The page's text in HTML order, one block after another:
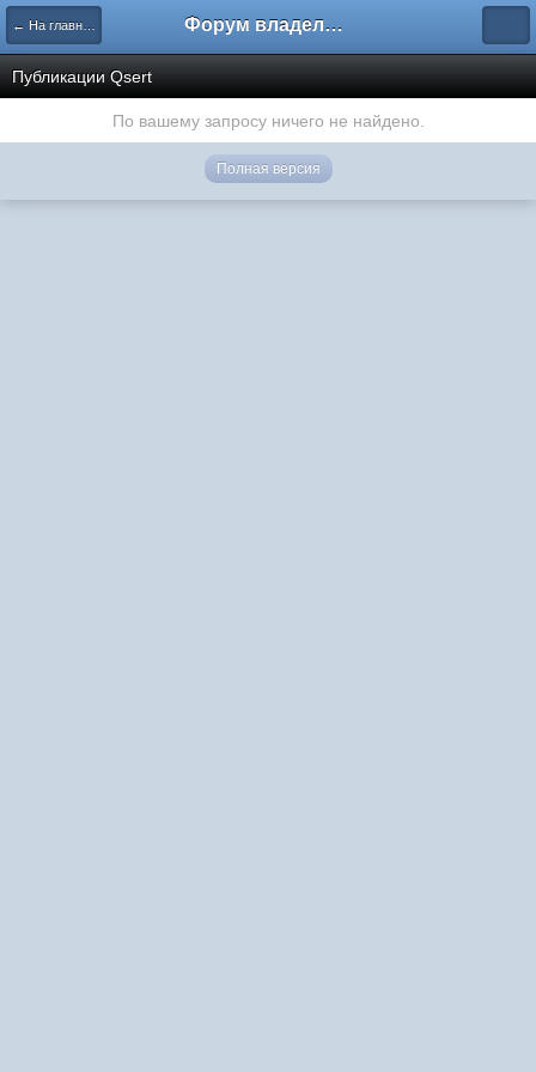
← На главную Форум владельцев интернет-магазинов
Публикации Qsert
По вашему запросу ничего не найдено.
Полная версия